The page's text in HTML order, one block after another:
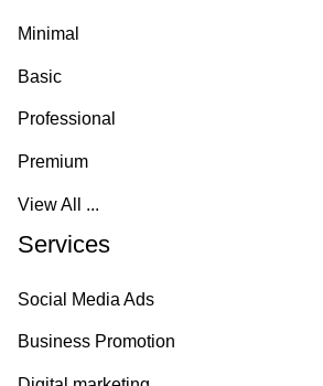
Minimal
Basic
Professional
Premium
View All ...
Services
Social Media Ads
Business Promotion